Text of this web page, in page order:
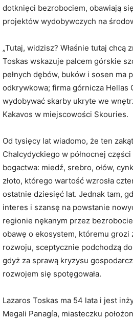
dotknięci bezrobociem, obawiają
projektów wydobywczych na
„Tutaj, widzisz? Właśnie tutaj chcą
Toskas wskazuje palcem górskie
pełnych dębów, buków i sosen ma
odkrywkowa; firma górnicza Hellas
wydobywać skarby ukryte we
Kakavos w miejscowości Skouries.
Od tysięcy lat wiadomo, że ten
Chalcydyckiego w północnej
bogactwa: miedź, srebro, ołów,
złoto, którego wartość wzrosła
ostatnie dziesięć lat. Jednak tam,
interes i szansę na powstanie
regionie nękanym przez
obawę o ekosystem, któremu grozi
rozwoju, sceptycznie podchodzą
gdyż za sprawą kryzysu
rozwojem się spotęgowała.
Lazaros Toskas ma 54 lata i jest
Megali Panagía, miasteczku